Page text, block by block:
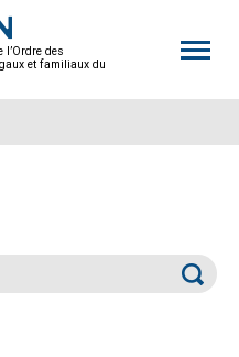
l’Ordre des
et familiaux du
site